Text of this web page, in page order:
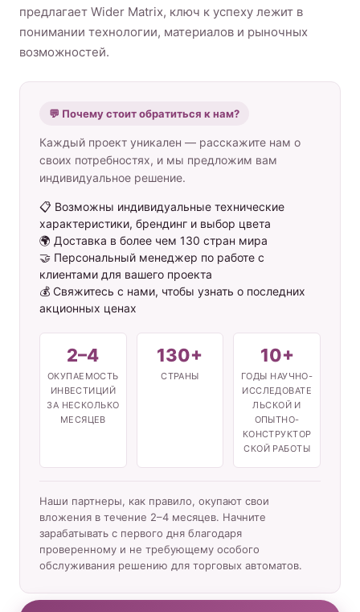
Arabic
предлагает Wider Matrix, ключ к успеху лежит в
понимании технологии, материалов и рыночных
возможностей.
💬 Почему стоит обратиться к нам?
Каждый проект уникален — расскажите нам о
своих потребностях, и мы предложим вам
индивидуальное решение.
📋 Возможны индивидуальные технические
характеристики, брендинг и выбор цвета
🌍 Доставка в более чем 130 стран мира
🤝 Персональный менеджер по работе с
клиентами для вашего проекта
💰 Свяжитесь с нами, чтобы узнать о последних
акционных ценах
2–4
ОКУПАЕМОСТЬ
ИНВЕСТИЦИЙ
ЗА НЕСКОЛЬКО
МЕСЯЦЕВ
130+
СТРАНЫ
10+
ГОДЫ НАУЧНО-
ИССЛЕДОВАТЕ
ЛЬСКОЙ И
ОПЫТНО-
КОНСТРУКТОР
СКОЙ РАБОТЫ
Наши партнеры, как правило, окупают свои
вложения в течение 2–4 месяцев. Начните
зарабатывать с первого дня благодаря
проверенному и не требующему особого
обслуживания решению для торговых автоматов.